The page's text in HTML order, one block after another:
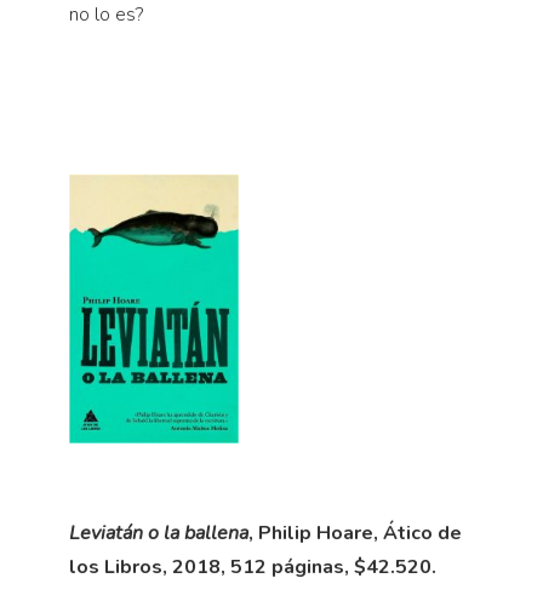
no lo es?
Leviatán o la ballena, Philip Hoare, Ático de
los Libros, 2018, 512 páginas, $42.520.